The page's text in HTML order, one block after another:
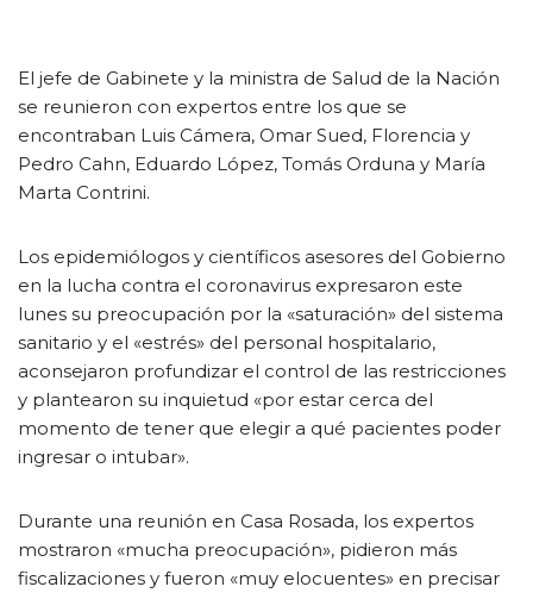
El jefe de Gabinete y la ministra de Salud de la Nación
se reunieron con expertos entre los que se
encontraban Luis Cámera, Omar Sued, Florencia y
Pedro Cahn, Eduardo López, Tomás Orduna y María
Marta Contrini.
Los epidemiólogos y científicos asesores del Gobierno
en la lucha contra el coronavirus expresaron este
lunes su preocupación por la «saturación» del sistema
sanitario y el «estrés» del personal hospitalario,
aconsejaron profundizar el control de las restricciones
y plantearon su inquietud «por estar cerca del
momento de tener que elegir a qué pacientes poder
ingresar o intubar».
Durante una reunión en Casa Rosada, los expertos
mostraron «mucha preocupación», pidieron más
fiscalizaciones y fueron «muy elocuentes» en precisar